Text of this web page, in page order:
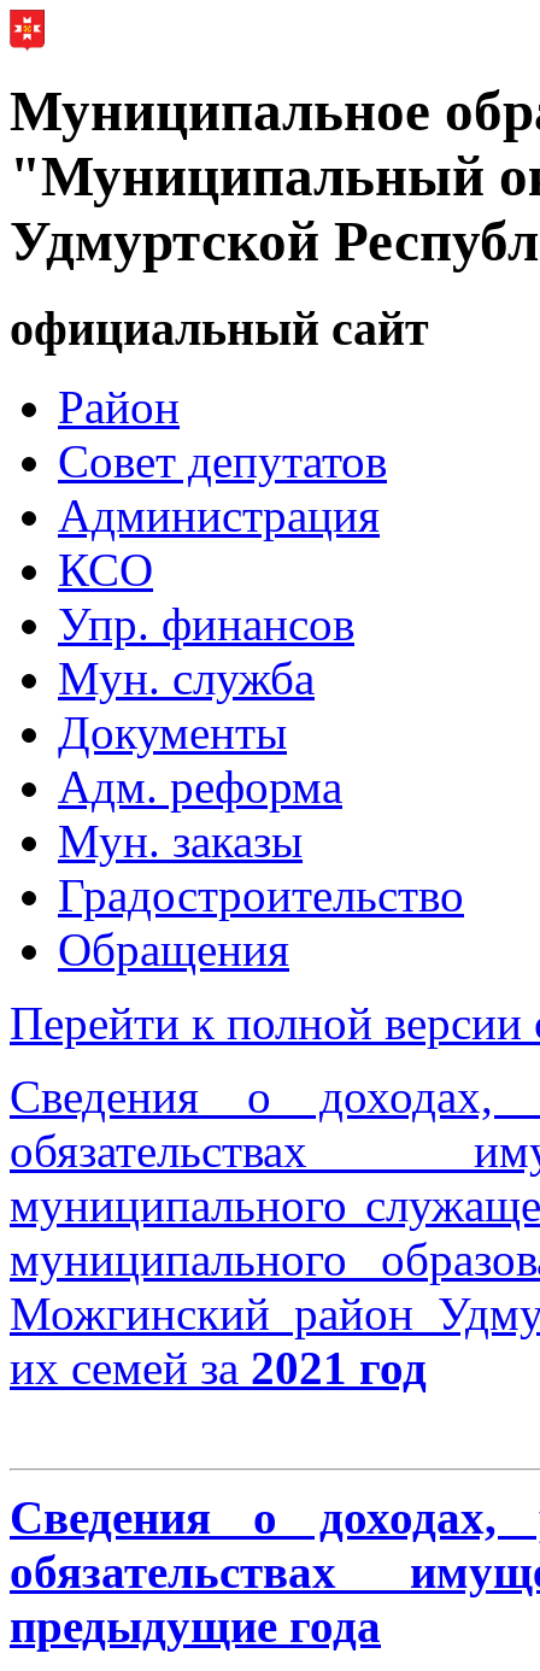
Муниципальное
"Муниципальный
Удмуртской
официальный сайт
Район
Совет депутатов
Администрация
КСО
Упр. финансов
Мун. служба
Документы
Адм. реформа
Мун. заказы
Градостроительство
Обращения
Перейти к полной версии
Сведения о
обязательствах
муниципального
муниципального
Можгинский район
их семей за 2021 год
Сведения о
обязательствах
предыдущие года